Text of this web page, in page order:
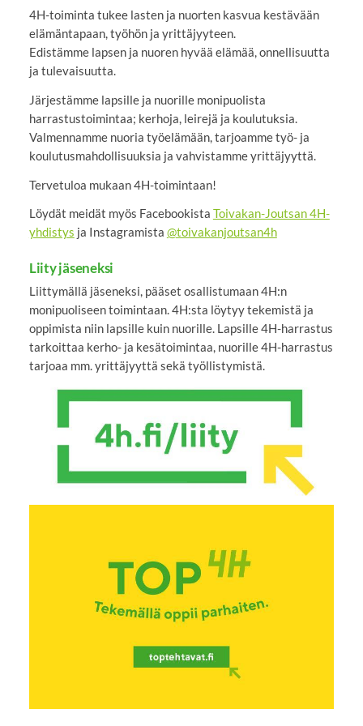
4H-toiminta tukee lasten ja nuorten kasvua kestävään
elämäntapaan, työhön ja yrittäjyyteen.
Edistämme lapsen ja nuoren hyvää elämää, onnellisuutta
ja tulevaisuutta.
Järjestämme lapsille ja nuorille monipuolista
harrastustoimintaa; kerhoja, leirejä ja koulutuksia.
Valmennamme nuoria työelämään, tarjoamme työ- ja
koulutusmahdollisuuksia ja vahvistamme yrittäjyyttä.
Tervetuloa mukaan 4H-toimintaan!
Löydät meidät myös Facebookista Toivakan-Joutsan 4H-
yhdistys ja Instagramista @toivakanjoutsan4h
Liity jäseneksi
Liittymällä jäseneksi, pääset osallistumaan 4H:n
monipuoliseen toimintaan. 4H:sta löytyy tekemistä ja
oppimista niin lapsille kuin nuorille. Lapsille 4H-harrastus
tarkoittaa kerho- ja kesätoimintaa, nuorille 4H-harrastus
tarjoaa mm. yrittäjyyttä sekä työllistymistä.